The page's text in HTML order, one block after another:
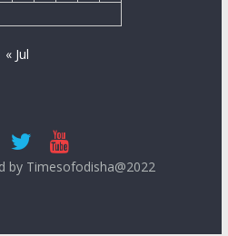
« Jul
by Timesofodisha@2022